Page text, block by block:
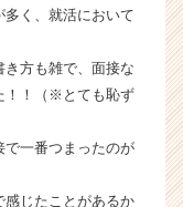
く、就活において
方も雑で、面接な
！！（※とても恥ず
で一番つまったのが
感じたことがあるか